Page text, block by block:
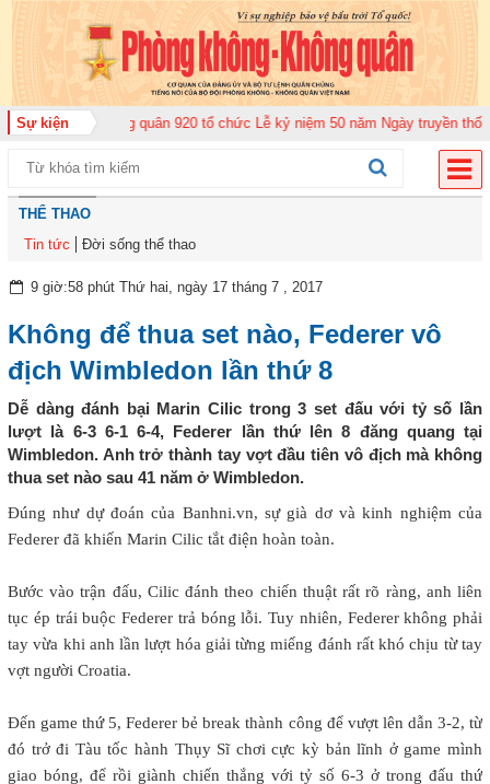
Sự kiện
đoàn Không quân 920 tổ chức Lễ kỷ niệm 50 năm Ngày truyền thống
THỂ THAO
Tin tức
Đời sống thể thao
9 giờ:58 phút Thứ hai, ngày 17 tháng 7 , 2017
Không để thua set nào, Federer vô
địch Wimbledon lần thứ 8
Dễ dàng đánh bại Marin Cilic trong 3 set đấu với tỷ số lần
lượt là 6-3 6-1 6-4, Federer lần thứ lên 8 đăng quang tại
Wimbledon. Anh trở thành tay vợt đầu tiên vô địch mà không
thua set nào sau 41 năm ở Wimbledon.
Đúng như dự đoán của Banhni.vn, sự già dơ và kinh nghiệm của
Federer đã khiến Marin Cilic tắt điện hoàn toàn.
Bước vào trận đấu, Cilic đánh theo chiến thuật rất rõ ràng, anh liên
tục ép trái buộc Federer trả bóng lỗi. Tuy nhiên, Federer không phải
tay vừa khi anh lần lượt hóa giải từng miếng đánh rất khó chịu từ tay
vợt người Croatia.
Đến game thứ 5, Federer bẻ break thành công để vượt lên dẫn 3-2, từ
đó trở đi Tàu tốc hành Thụy Sĩ chơi cực kỳ bản lĩnh ở game mình
giao bóng, để rồi giành chiến thắng với tỷ số 6-3 ở trong đấu thứ